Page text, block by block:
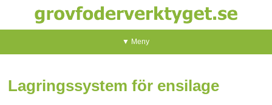
▼ Meny
Lagringssystem för ensilage